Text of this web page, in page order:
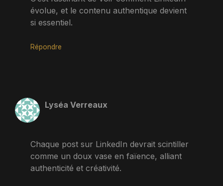
évolue, et le contenu authentique devient
si essentiel.
Répondre
Lyséa Verreaux
Chaque post sur LinkedIn devrait scintiller
comme un doux vase en faïence, alliant
authenticité et créativité.